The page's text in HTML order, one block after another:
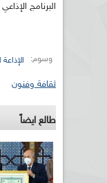
البرنامج
وسوم: الإذاعة
ثقافة وفنون
طالع ايضاً